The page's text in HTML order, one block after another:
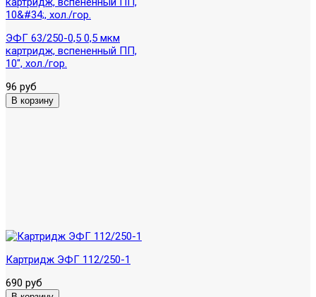
ЭФГ 63/250-0,5 0,5 мкм
картридж, вспененный ПП,
10", хол./гор.
96 руб
Картридж ЭФГ 112/250-1
690 руб